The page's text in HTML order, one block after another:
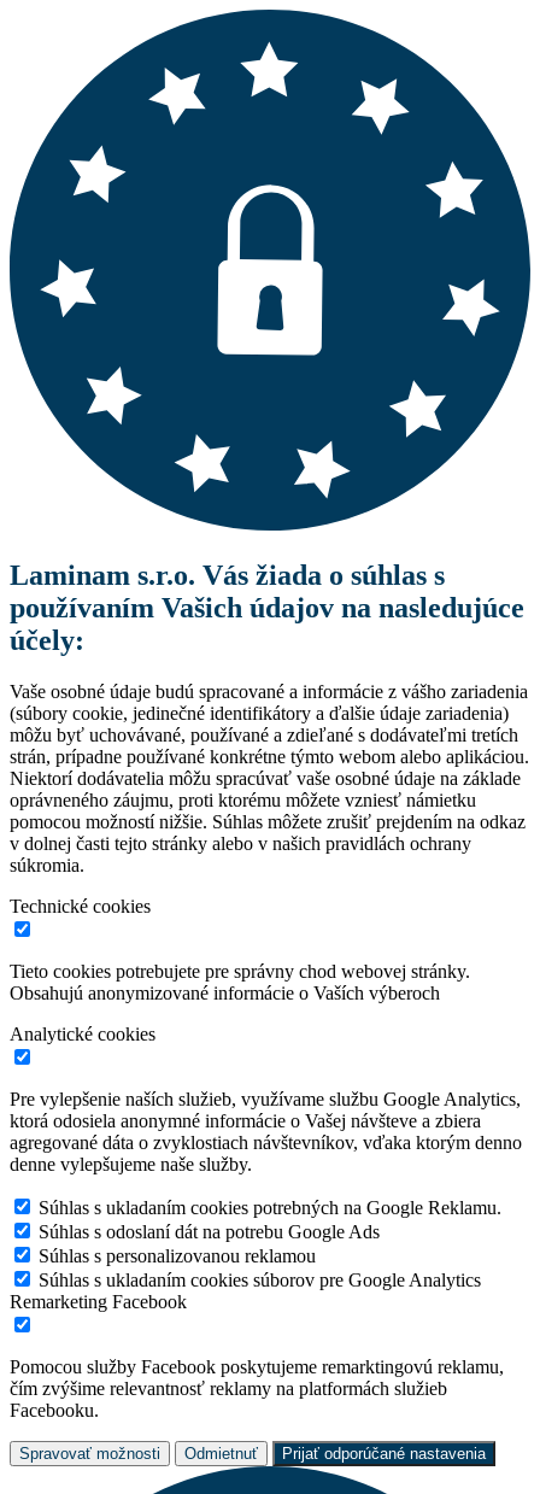
Laminam s.r.o. Vás žiada o súhlas s
používaním Vašich údajov na nasledujúce
účely:
Vaše osobné údaje budú spracované a informácie z vášho zariadenia
(súbory cookie, jedinečné identifikátory a ďalšie údaje zariadenia)
môžu byť uchovávané, používané a zdieľané s dodávateľmi tretích
strán, prípadne používané konkrétne týmto webom alebo aplikáciou.
Niektorí dodávatelia môžu spracúvať vaše osobné údaje na základe
oprávneného záujmu, proti ktorému môžete vzniesť námietku
pomocou možností nižšie. Súhlas môžete zrušiť prejdením na odkaz
v dolnej časti tejto stránky alebo v našich pravidlách ochrany
súkromia.
Technické cookies
Tieto cookies potrebujete pre správny chod webovej stránky.
Obsahujú anonymizované informácie o Vaších výberoch
Analytické cookies
Pre vylepšenie naších služieb, využívame službu Google Analytics,
ktorá odosiela anonymné informácie o Vašej návšteve a zbiera
agregované dáta o zvyklostiach návštevníkov, vďaka ktorým denno
denne vylepšujeme naše služby.
Súhlas s ukladaním cookies potrebných na Google Reklamu.
Súhlas s odoslaní dát na potrebu Google Ads
Súhlas s personalizovanou reklamou
Súhlas s ukladaním cookies súborov pre Google Analytics
Remarketing Facebook
Pomocou služby Facebook poskytujeme remarktingovú reklamu,
čím zvýšime relevantnosť reklamy na platformách služieb
Facebooku.
Spravovať možnosti Odmietnuť Prijať odporúčané nastavenia